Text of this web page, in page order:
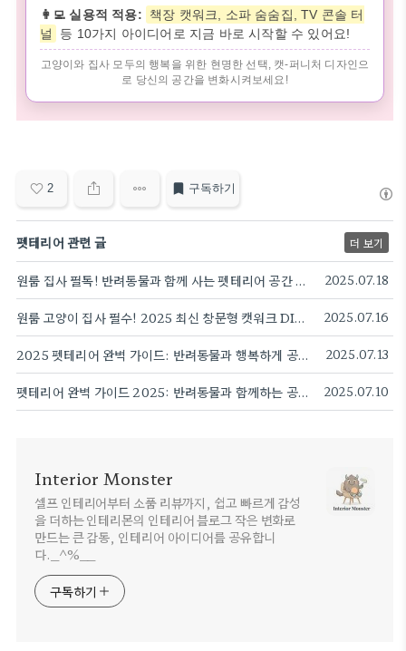
👩‍💻 실용적 적용:
책장 캣워크, 소파 숨숨집, TV 콘솔 터
널
등 10가지 아이디어로 지금 바로 시작할 수 있어요!
고양이와 집사 모두의 행복을 위한 현명한 선택, 캣-퍼니처 디자인으
로 당신의 공간을 변화시켜보세요!
2 구독하기
펫테리어 관련 글 더 보기
원룸 집사 필독! 반려동물과 함께 사는 펫테리어 공간 활용 꿀팁 A to Z 2025.07.18
원룸 고양이 집사 필수! 2025 최신 창문형 캣워크 DIY로 냥이 행복 + 공간 효율 동시 달성 2025.07.16
2025 펫테리어 완벽 가이드: 반려동물과 행복하게 공존하는 우리 집 만들기 2025.07.13
펫테리어 완벽 가이드 2025: 반려동물과 함께하는 공간 설계 비법 7가지 2025.07.10
Interior Monster
셀프 인테리어부터 소품 리뷰까지, 쉽고 빠르게 감성
을 더하는 인테리몬의 인테리어 블로그 작은 변화로
만드는 큰 감동, 인테리어 아이디어를 공유합니
다._^%__
구독하기